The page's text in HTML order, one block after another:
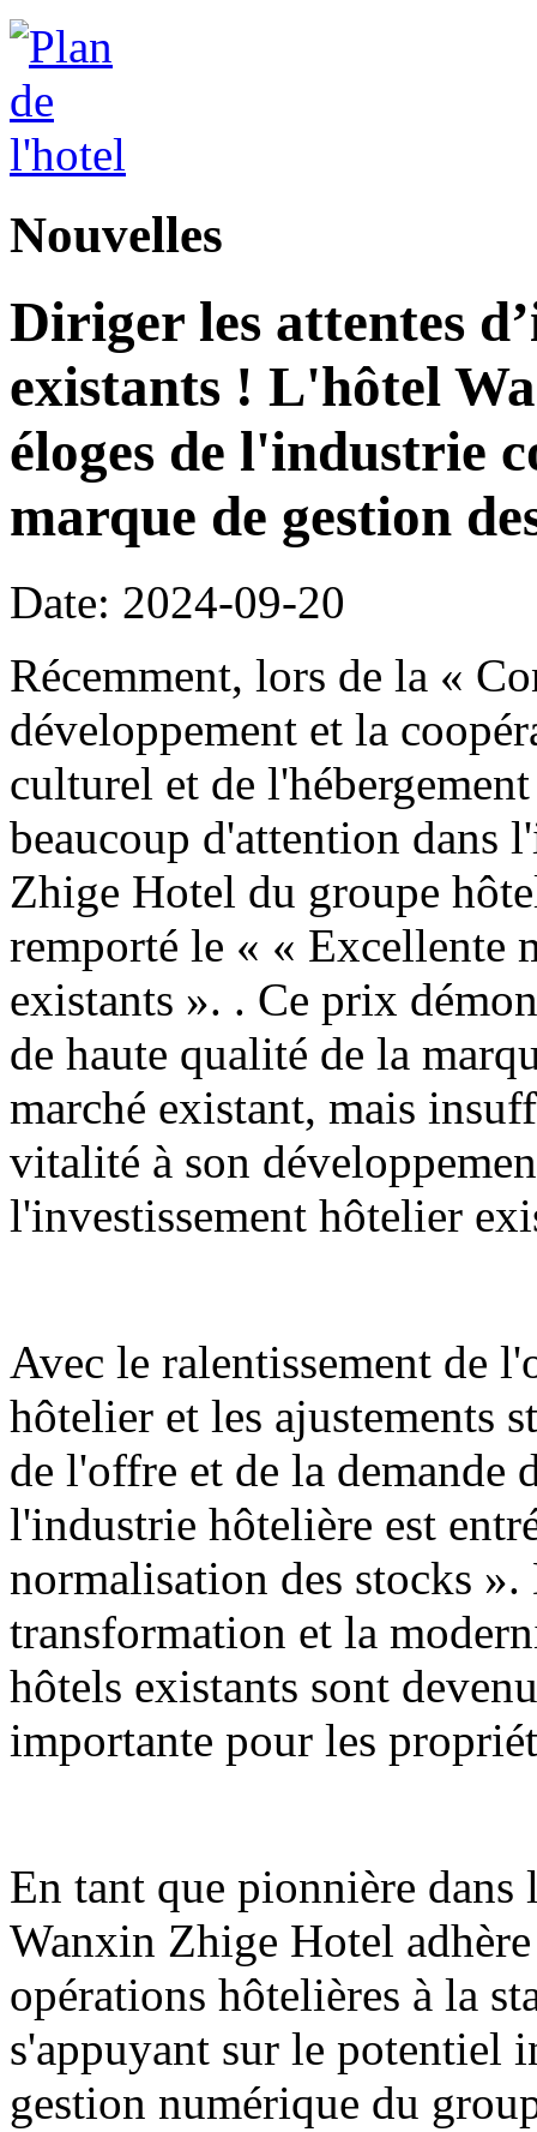
Nouvelles
Diriger les attentes
existants ! L'hôtel
éloges de l'industrie
marque de gestion
Date: 2024-09-20
Récemment, lors de la «
développement et la
culturel et de
beaucoup d'attention dans
Zhige Hotel du groupe
remporté le « « Excellente
existants ». . Ce prix
de haute qualité de la
marché existant, mais
vitalité à son
l'investissement hôtelier
Avec le ralentissement de
hôtelier et les ajustements
de l'offre et de la
l'industrie hôtelière est
normalisation des stocks
transformation et la
hôtels existants sont
importante pour les
En tant que pionnière dans
Wanxin Zhige Hotel
opérations hôtelières à la
s'appuyant sur le potentiel
gestion numérique du